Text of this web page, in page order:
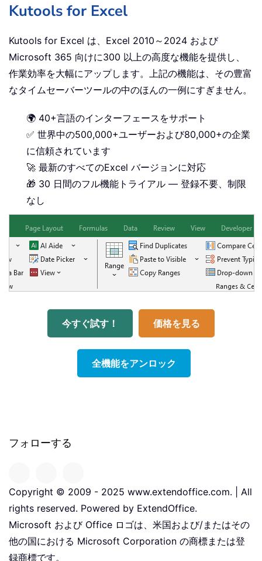
Kutools for Excel
Kutools for Excel は、Excel 2010～2024 および
Microsoft 365 向けに300 以上の高度な機能を提供し、
作業効率を大幅にアップします。上記の機能は、その豊富
なタイムセーバーツールの中のほんの一例にすぎません。
🌍 40+言語のインターフェースをサポート
✅ 世界中の500,000+ユーザーおよび80,000+の企業
に信頼されています
🚀 最新のすべてのExcel バージョンに対応
🎁 30 日間のフル機能トライアル — 登録不要、制限
なし
今すぐ試す！ 価格を見る
全機能をアンロック
フォローする
Copyright © 2009 - 2025 www.extendoffice.com. | All
rights reserved. Powered by ExtendOffice.
Microsoft および Office ロゴは、米国および/またはその
他の国における Microsoft Corporation の商標または登
録商標です。